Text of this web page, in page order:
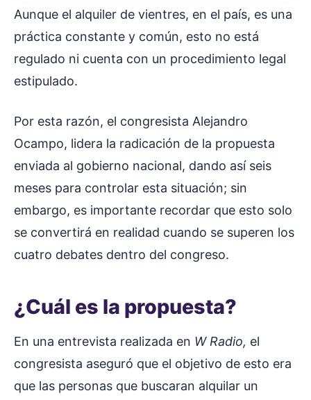
Aunque el alquiler de vientres, en el país, es una
práctica constante y común, esto no está
regulado ni cuenta con un procedimiento legal
estipulado.
Por esta razón, el congresista Alejandro
Ocampo, lidera la radicación de la propuesta
enviada al gobierno nacional, dando así seis
meses para controlar esta situación; sin
embargo, es importante recordar que esto solo
se convertirá en realidad cuando se superen los
cuatro debates dentro del congreso.
¿Cuál es la propuesta?
En una entrevista realizada en W Radio, el
congresista aseguró que el objetivo de esto era
que las personas que buscaran alquilar un